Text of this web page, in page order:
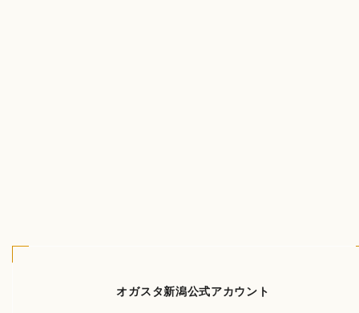
オガスタ新潟公式アカウント